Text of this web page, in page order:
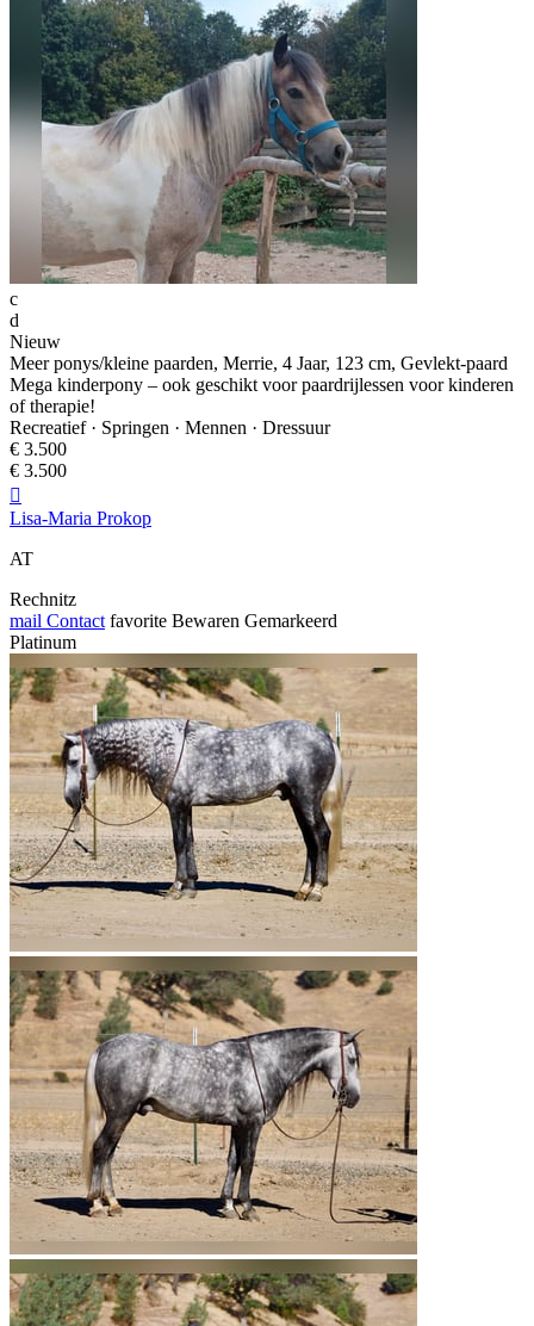
c
d
Nieuw
Meer ponys/kleine paarden, Merrie, 4 Jaar, 123 cm, Gevlekt-paard
Mega kinderpony – ook geschikt voor paardrijlessen voor kinderen
of therapie!
Recreatief · Springen · Mennen · Dressuur
€ 3.500
€ 3.500

Lisa-Maria Prokop
AT
Rechnitz
mail Contact favorite Bewaren Gemarkeerd
Platinum